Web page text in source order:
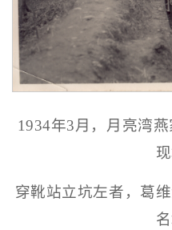
1934年3月，月亮湾
穿靴站立坑左者，葛